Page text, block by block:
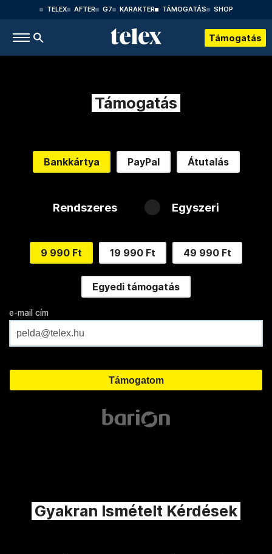
TELEX AFTER G7 KARAKTER TÁMOGATÁS SHOP
Támogatás
Támogatás
Bankkártya PayPal Átutalás
Rendszeres Egyszeri
9 990 Ft 19 990 Ft 49 990 Ft
Egyedi támogatás
e-mail cím
Gyakran Ismételt Kérdések